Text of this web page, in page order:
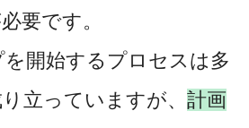
要です。
開始するプロセスは多
立っていますが、 計画